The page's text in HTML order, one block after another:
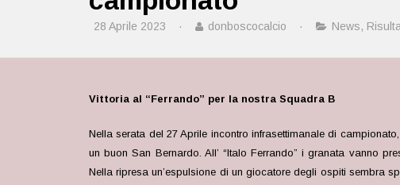
28 Aprile 2023 · donboscocalcio · News,
Vittoria al “Ferrando” per la nostra Squadra B
Nella serata del 27 Aprile incontro infrasettimanale di
un buon San Bernardo. All’ “Italo Ferrando” i granata vanno
Nella ripresa un’espulsione di un giocatore degli ospiti sembra